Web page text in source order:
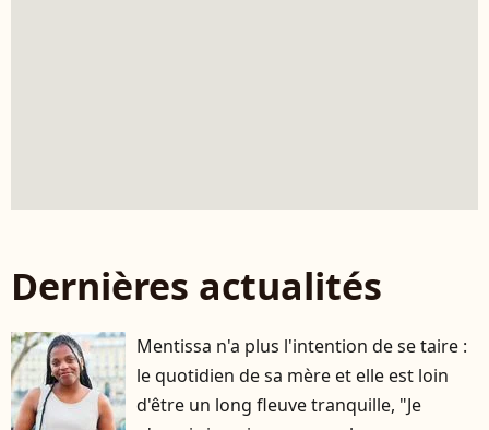
Dernières actualités
Mentissa n'a plus l'intention de se taire :
le quotidien de sa mère et elle est loin
d'être un long fleuve tranquille, "Je